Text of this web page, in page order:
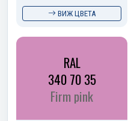
ВИЖ ЦВЕТА
RAL
340 70 35
Firm pink